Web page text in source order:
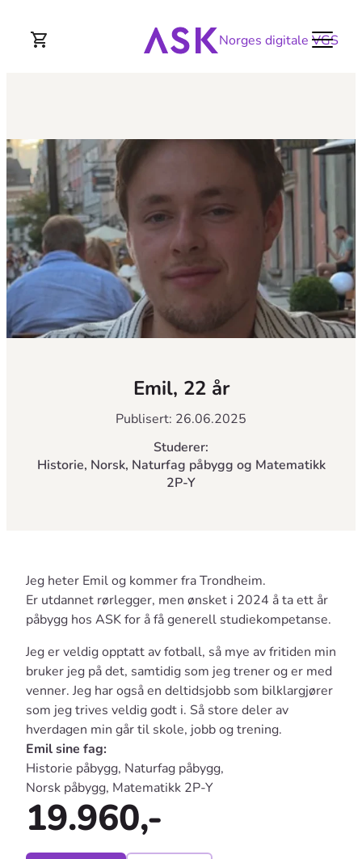
Norges digitale VGS
Emil, 22 år
Publisert: 26.06.2025
Studerer:
Historie, Norsk, Naturfag påbygg og Matematikk
2P-Y
Jeg heter Emil og kommer fra Trondheim.
Er utdannet rørlegger, men ønsket i 2024 å ta ett år
påbygg hos ASK for å få generell studiekompetanse.
Jeg er veldig opptatt av fotball, så mye av fritiden min
bruker jeg på det, samtidig som jeg trener og er med
venner. Jeg har også en deltidsjobb som bilklargjører
som jeg trives veldig godt i. Så store deler av
hverdagen min går til skole, jobb og trening.
Emil sine fag:
Historie påbygg, Naturfag påbygg,
Norsk påbygg, Matematikk 2P-Y
19.960,-